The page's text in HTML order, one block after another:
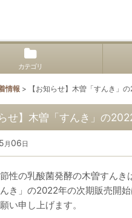
カテゴリ
情報 > 【お知らせ】木曽「すんき」
らせ】木曽「すんき」の
月 06日
性の乳酸菌発酵の木曽すんき
き」の2022年の次期販売開始
い申し上げます。